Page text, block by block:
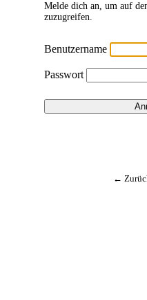
Melde dich an, um auf
zuzugreifen.
Benutzername
Passwort
←